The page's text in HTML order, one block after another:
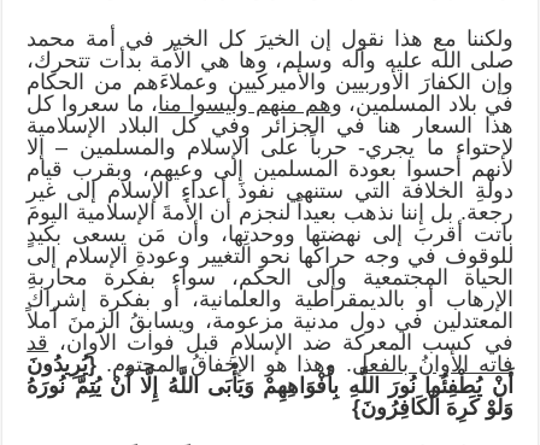
ولكننا مع هذا نقول إن الخيرَ كل الخير في أمة محمد
صلى الله عليه وآله وسلم، وها هي الأمة بدأت تتحرك،
وإن الكفارَ الأوربيين والأميركيين وعملاءَهم من الحكام
في بلاد المسلمين، وهم منهم وليسوا منا، ما سعروا كل
هذا السعار هنا في الجزائر وفي كل البلاد الإسلامية
لاحتواء ما يجري- حرباً على الإسلام والمسلمين – إلا
لأنهم أحسوا بعودة المسلمين إلى وعيهم، وبقرب قيام
دولةِ الخلافة التي ستنهي نفوذَ أعداءِ الإسلام إلى غير
رجعة. بل إننا نذهب بعيداً لنجزم أن الأمةَ الإسلامية اليومَ
باتت أقربَ إلى نهضتها ووحدتِها، وأن مَن يسعى بكيدٍ
للوقوف في وجه حراكها نحو التغيير وعودةِ الإسلام إلى
الحياة المجتمعية وإلى الحكم، سواء بفكرة محاربةِ
الإرهاب أو بالديمقراطية والعلمانية، أو بفكرة إشراك
المعتدلين في دول مدنية مزعومة، ويسابقُ الزمنَ أملاً
في كسب المعركة ضد الإسلامِ قبل فوات الأوان، قد
فاته الأوانُ بالفعل. وهذا هو الإخفاقُ المحتوم. {يُرِيدُونَ
أَنْ يُطْفِئُوانُورَ اللَّهِ بِأَفْوَاهِهِم ْ وَيَأْبَى اللَّهُ إِلَّا أَنْ يُتِمَّ نُورَهُ
وَلَوْ كَرِهَ الْكَافِرُونَ}